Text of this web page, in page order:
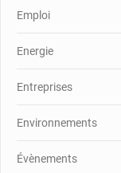
Emploi
Energie
Entreprises
Environnements
Évènements